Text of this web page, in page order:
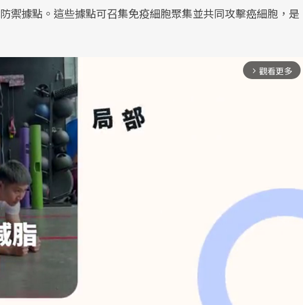
禦據點。這些據點可召集免疫細胞聚集並共同攻擊癌細胞，是
arrow_forward_ios 觀看更多